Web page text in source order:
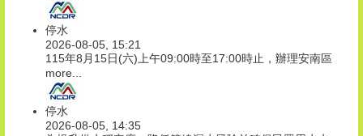
停水
2026-08-05, 15:21
115年8月15日(六)上午09:00時至17:00時止，辦理安南區
more...
停水
2026-08-05, 14:35